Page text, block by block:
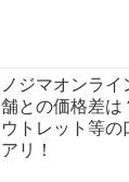
ノジマオンラ
舗との価格差は
ウトレット等の
アリ！